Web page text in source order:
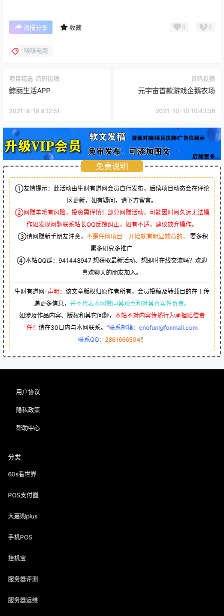
海报分享 收藏 0 0
啵啵电商
项目精选 首码投稿
鲸丽生活APP
2021-9-19 9:12:51
首码投稿
元宇宙首款游戏企鹅农场
2021-10-10 16:42:58
免责说明
①友情提示：此活动由生财有道网会员自行发布，后续项目动态会在评论
区更新，如有疑问，请下方留言。
②网赚羊毛有风险，投资需谨慎！部分网赚活动，可能因时间久远无法操
作如发现问题联系站长QQ反馈纠正，如有不适，建议放弃操作。
③请网赚新手朋友注意， 不是任何项目一开始就有明显效益的，
要多积
累多研究多推广
④本站QQ群： 941448947 想获取最新活动、想即时在线交流吗？欢迎
喜欢聊天的朋友加入。
生财有道网-声明： 该文章版权归原作者所有，会员投稿及转载目的在于传
递更多信息， 并不代表本网赞同其观点和对其真实性负责。
如涉及作品内容、版权和其它问题， 本站不对内容传播行为承担赔偿责
任！ 请在30日内与本网联系。 “联系邮箱：enofun@foxmail.com
联系QQ： 2861666504 ！
用户协议
隐私政策
帮助中心
分类
60s看世界
POS支付圈
大嘉购plus
手机POS
挂机宝
服务器评测
服务器运维